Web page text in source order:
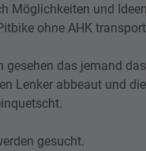
Möglichkeiten und
ohne AHK
gesehen das jemand
Lenker abbeaut und
gesucht.